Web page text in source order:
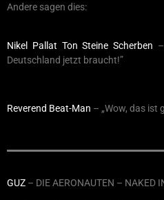
Andere sagen dies:
Nikel Pallat Ton Steine Scherben
Deutschland jetzt braucht!”
Reverend Beat-Man – „Wow, das ist
GUZ – DIE AERONAUTEN – NAKED